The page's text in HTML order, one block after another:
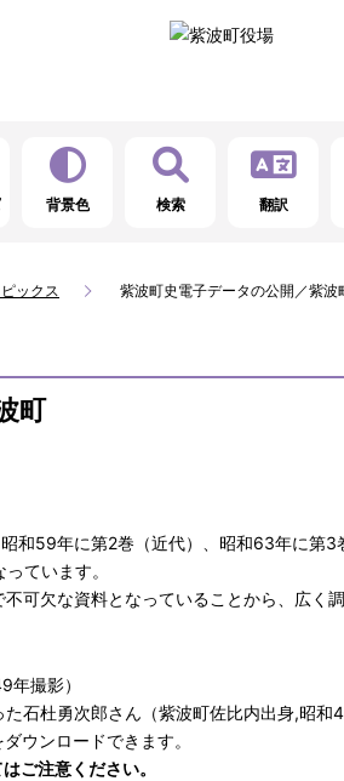
背景色 検索 翻訳
ピックス 紫波町史電子データの公開／紫波
町
和59年に第2巻（近代）、昭和63年に第
ています。
可欠な資料となっていることから、広く
石杜勇次郎さん（紫波町佐比内出身,昭和
ウンロードできます。
ご注意ください。